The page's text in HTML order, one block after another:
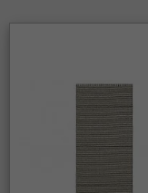
Rektangulære Tæpper
Tæpper 80 x 250 cm